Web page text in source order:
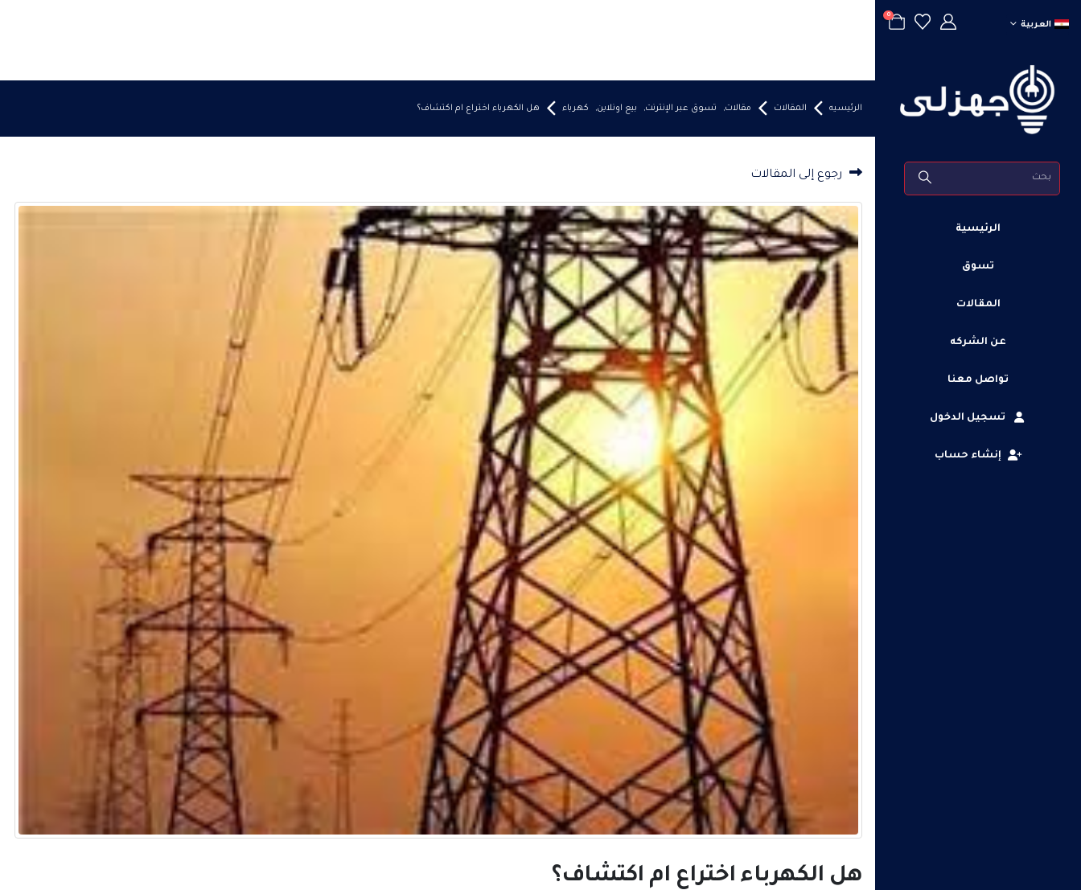
العربية
0
الرئيسية
تسوق
المقالات
عن الشركه
تواصل معنا
تسجيل الدخول
إنشاء حساب
الرئيسيه المقالات مقالات, تسوق عبر الإنترنت, بيع اونلاين, كهرباء هل الكهرباء اختراع ام اكتشاف؟
رجوع إلى المقالات
هل الكهرباء اختراع ام اكتشاف؟